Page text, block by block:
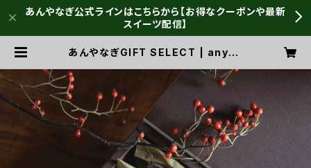
あんやなぎ公式ラインはこちらから【お得なクーポンや最新
スイーツ配信】
あんやなぎGIFT SELECT | anyan